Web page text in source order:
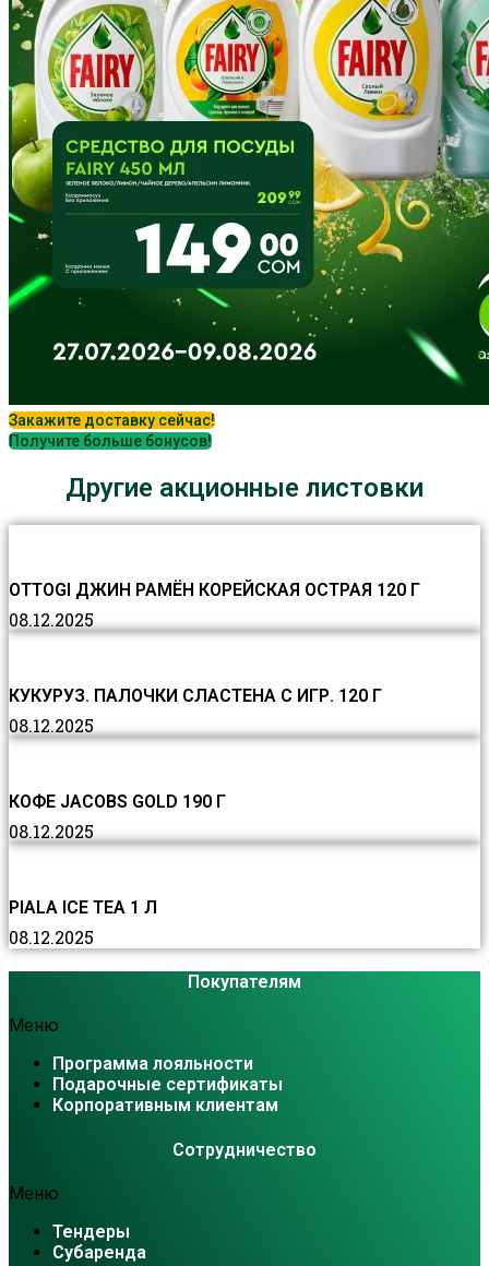
Закажите доставку сейчас!
Получите больше бонусов!
Другие акционные листовки
OTTOGI ДЖИН РАМЁН КОРЕЙСКАЯ ОСТРАЯ 120 Г
08.12.2025
КУКУРУЗ. ПАЛОЧКИ СЛАСТЕНА С ИГР. 120 Г
08.12.2025
КОФЕ JACOBS GOLD 190 Г
08.12.2025
PIALA ICE TEA 1 Л
08.12.2025
Покупателям
Меню
Программа лояльности
Подарочные сертификаты
Корпоративным клиентам
Сотрудничество
Меню
Тендеры
Субаренда